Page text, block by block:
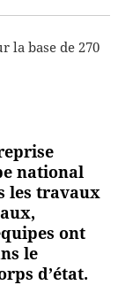
la base de 270
national
les travaux
ont
le
d’état.